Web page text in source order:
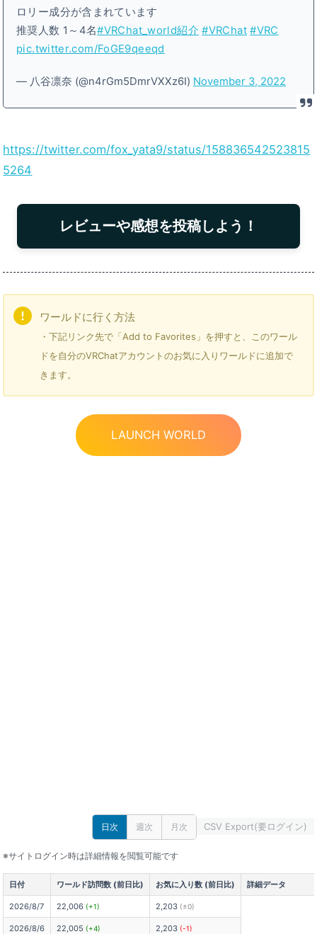
ロリー成分が含まれています
推奨人数 1～4名#VRChat_world紹介 #VRChat #VRC
pic.twitter.com/FoGE9qeeqd
— 八谷凛奈 (@n4rGm5DmrVXXz6I) November 3, 2022
https://twitter.com/fox_yata9/status/158836542523815
5264
レビューや感想を投稿しよう！
ワールドに行く方法
・下記リンク先で「Add to Favorites」を押すと、このワール
ドを自分のVRChatアカウントのお気に入りワールドに追加で
きます。
LAUNCH WORLD
日次 週次 月次 CSV Export(要ログイン)
※サイトログイン時は詳細情報を閲覧可能です
日付 ワールド訪問数 (前日比) お気に入り数 (前日比) 詳細データ
2026/8/7 22,006 (+1) 2,203 (±0)
2026/8/6 22,005 (+4) 2,203 (-1)